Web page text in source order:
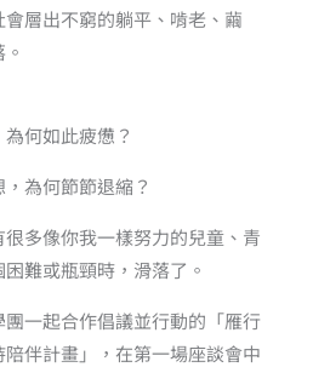
層出不窮的躺平、啃老、繭
何如此疲憊？
為何節節退縮？
多像你我一樣努力的兒童、青
難或瓶頸時，滑落了。
一起合作倡議並行動的「雁行
伴計畫」，在第一場座談會中